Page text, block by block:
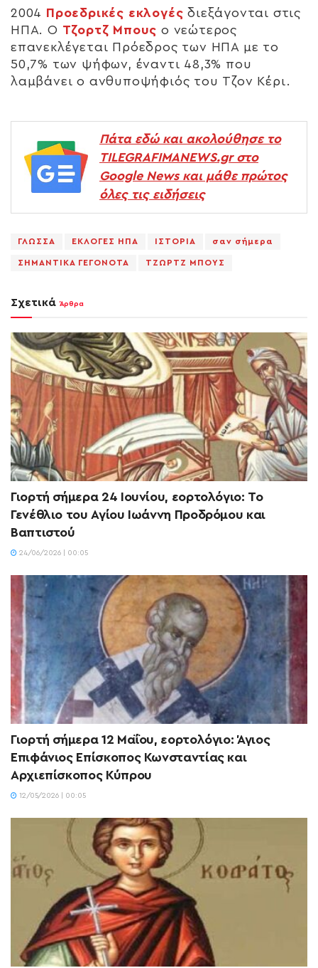
2004 Προεδρικές εκλογές διεξάγονται στις
ΗΠΑ. Ο Τζορτζ Μπους ο νεώτερος
επανεκλέγεται Πρόεδρος των ΗΠΑ με το
50,7% των ψήφων, έναντι 48,3% που
λαμβάνει ο ανθυποψήφιός του Τζον Κέρι.
Πάτα εδώ και ακολούθησε το
TILEGRAFIMANEWS.gr στο
Google News και μάθε πρώτος
όλες τις ειδήσεις
ΓΛΩΣΣΑ ΕΚΛΟΓΕΣ ΗΠΑ ΙΣΤΟΡΙΑ σαν σήμερα
ΣΗΜΑΝΤΙΚΑ ΓΕΓΟΝΟΤΑ ΤΖΩΡΤΖ ΜΠΟΥΣ
Σχετικά Άρθρα
Γιορτή σήμερα 24 Ιουνίου, εορτολόγιο: Το
Γενέθλιο του Αγίου Ιωάννη Προδρόμου και
Βαπτιστού
24/06/2026 | 00:05
Γιορτή σήμερα 12 Μαΐου, εορτολόγιο: Άγιος
Επιφάνιος Επίσκοπος Κωνσταντίας και
Αρχιεπίσκοπος Κύπρου
12/05/2026 | 00:05